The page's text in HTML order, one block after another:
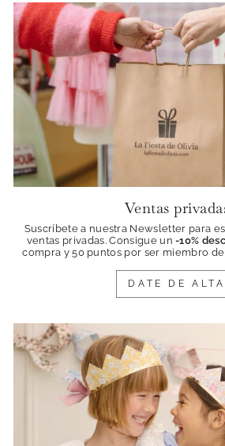
Ventas
Suscríbete a nuestra Newsletter para
ventas privadas. Consigue un -10%
compra y 50 puntos por ser miembro
DATE DE ALTA